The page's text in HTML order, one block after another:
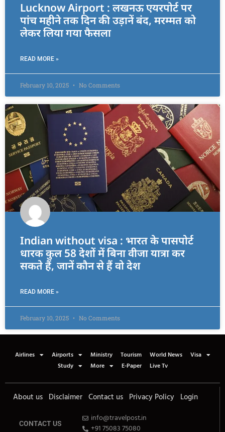
Lucknow Airport : लखनऊ एयरपोर्ट पर
पांच महीने तक दिन की उड़ानें बंद, मरम्मत को
लेकर लिया गया फैसला
READ MORE »
February 10, 2025 No Comments
Indian without visa : भारत के पासपोर्ट
धारक कुल 58 देशों में बिना वीजा यात्रा कर
सकते हैं, जानें कौन से हैं वो देश
READ MORE »
February 10, 2025 No Comments
Airlines Airports Ministry Tourism World News
Visa
Study
More E-Paper Live Tv
About us Disclaimer Contact us Privacy Policy Login
CONTACT US
info@travelpost.in
+91 75083 75080